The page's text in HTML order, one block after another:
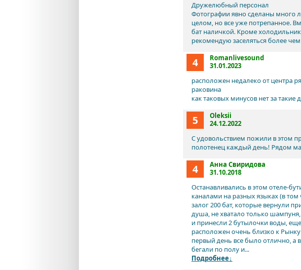
Дружелюбный персонал
Фотографии явно сделаны много
целом, но все уже потрепанное.
бат наличкой. Кроме
рекомендую заселяться более
4
Romanlivesound
31.01.2023
расположен недалеко от центра
раковина
как таковых минусов нет за такие
5
Oleksii
24.12.2022
С удовольствием пожили в этом
полотенец каждый день! Рядом
4
Анна Свиридова
31.10.2018
Останавливались в этом отеле-
каналами на разных языках (в
залог 200 бат, которые вернули
душа, не хватало только
и принесли 2 бутылочки воды,
расположен очень близко к
первый день все было отлично, а
бегали по полу и...
Подробнее↓